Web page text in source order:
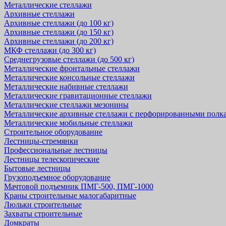
Металлические стеллажи
Архивные стеллажи
Архивные стеллажи (до 100 кг)
Архивные стеллажи (до 150 кг)
Архивные стеллажи (до 200 кг)
МКФ стеллажи (до 300 кг)
Среднегрузовые стеллажи (до 500 кг)
Металлические фронтальные стеллажи
Металлические консольные стеллажи
Металлические набивные стеллажи
Металлические гравитационные стеллажи
Металлические стеллажи мезонины
Металлические архивные стеллажи с перфорированными
Металлические мобильные стеллажи
Строительное оборудование
Лестницы-стремянки
Профессиональные лестницы
Лестницы телескопические
Бытовые лестницы
Грузоподъемное оборудование
Мачтовой подъемник ПМГ-500, ПМГ-1000
Краны строительные малогабаритные
Люльки строительные
Захваты строительные
Домкраты